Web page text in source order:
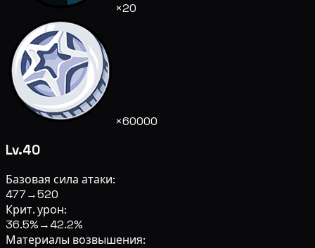
×20
×60000
Lv.40
Базовая сила атаки:
477→520
Крит. урон:
36.5%→42.2%
Материалы возвышения: